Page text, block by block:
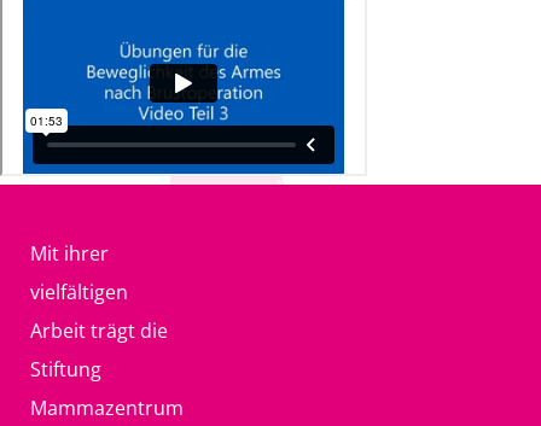
Mit ihrer
vielfältigen
Arbeit trägt die
Stiftung
Mammazentrum